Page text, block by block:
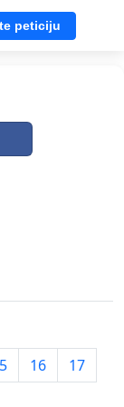
peticiju
16
17